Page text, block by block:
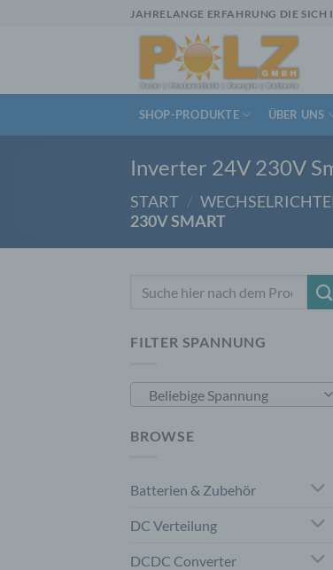
JAHRELANGE ERFAHRUNG DIE SICH
SHOP-PRODUKTE ÜBER UNS
Inverter 24V 230V
START /
230V SMART
FILTER SPANNUNG
Beliebige Spannung
BROWSE
Batterien & Zubehör
DC Verteilung
DCDC Converter